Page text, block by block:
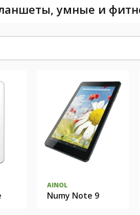
умные и
AINOL
Numy Note 9